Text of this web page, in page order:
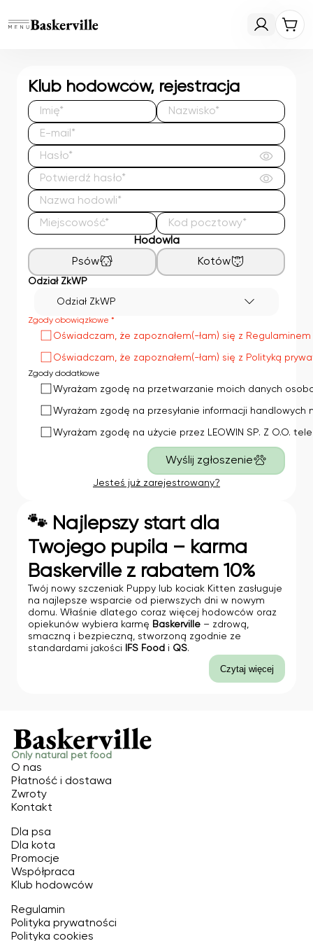
Klub hodowców, rejestracja
Hodowla
Psów
Kotów
Odział ZkWP
Odział ZkWP
Zgody obowiązkowe *
Oświadczam, że zapoznałem(-łam) się z
Oświadczam, że zapoznałem(-łam) się z Polityką
Zgody dodatkowe
Wyrażam zgodę na przetwarzanie moich danych
Wyrażam zgodę na przesyłanie informacji handlowych
Wyrażam zgodę na użycie przez LEOWIN SP. Z O.O.
Wyślij zgłoszenie
Jesteś już zarejestrowany?
🐾 Najlepszy start dla
Twojego pupila – karma
Baskerville z rabatem 10%
Twój nowy szczeniak Puppy lub kociak Kitten zasługuje
na najlepsze wsparcie od pierwszych dni w nowym
domu. Właśnie dlatego coraz więcej hodowców oraz
opiekunów wybiera karmę Baskerville – zdrową,
smaczną i bezpieczną, stworzoną zgodnie ze
standardami jakości
IFS Food i QS.
Czytaj więcej
Only natural pet food
O nas
Płatność i dostawa
Zwroty
Kontakt
Dla psa
Dla kota
Promocje
Współpraca
Klub hodowców
Regulamin
Polityka prywatności
Polityka cookies